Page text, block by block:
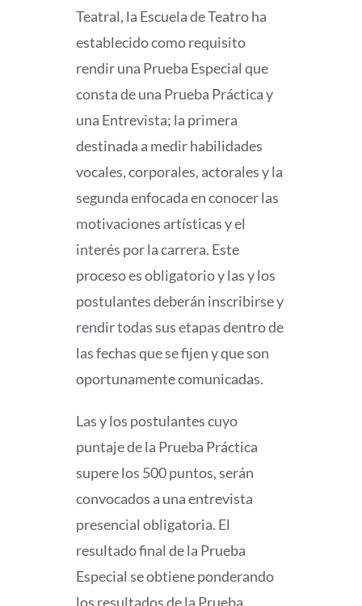
Teatral, la Escuela de Teatro ha
establecido como requisito
rendir una Prueba Especial que
consta de una Prueba Práctica y
una Entrevista; la primera
destinada a medir habilidades
vocales, corporales, actorales y la
segunda enfocada en conocer las
motivaciones artísticas y el
interés por la carrera. Este
proceso es obligatorio y las y los
postulantes deberán inscribirse y
rendir todas sus etapas dentro de
las fechas que se fijen y que son
oportunamente comunicadas.
Las y los postulantes cuyo
puntaje de la Prueba Práctica
supere los 500 puntos, serán
convocados a una entrevista
presencial obligatoria. El
resultado final de la Prueba
Especial se obtiene ponderando
los resultados de la Prueba